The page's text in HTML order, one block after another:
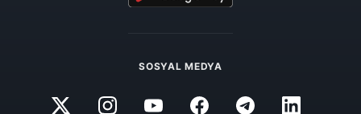
SOSYAL MEDYA